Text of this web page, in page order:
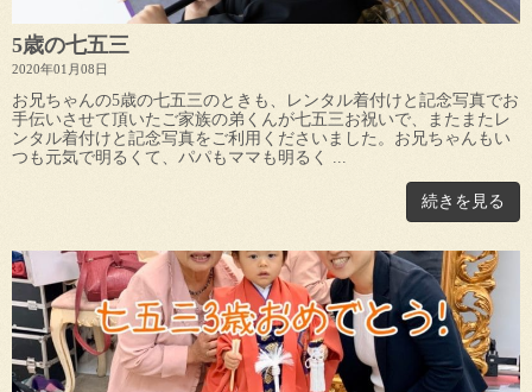
5歳の七五三
2020年01月08日
お兄ちゃんの5歳の七五三のときも、レンタル着付けと記念写真でお
手伝いさせて頂いたご家族の弟くんが七五三お祝いで、またまたレ
ンタル着付けと記念写真をご利用くださいました。お兄ちゃんもい
つも元気で明るくて、パパもママも明るく ...
続きを見る